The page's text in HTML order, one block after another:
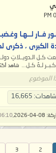
فــار لـــهـا
الكبرى ، ذكرى
كـل الـدويــلاتِ دولـه
لـهُ كـل... شاهد
الموضوع
16,665
04-2026,
PM
2
3